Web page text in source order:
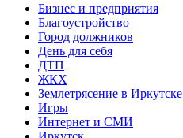
Бизнес и предприятия
Благоустройство
Город должников
День для себя
ДТП
ЖКХ
Землетрясение в Иркутске
Игры
Интернет и СМИ